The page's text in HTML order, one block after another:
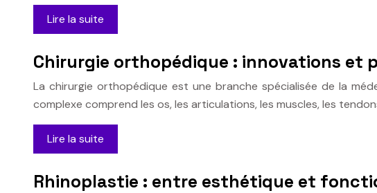
Lire la suite
Chirurgie orthopédique : innovations et
La chirurgie orthopédique est une branche spécialisée de la
complexe comprend les os, les articulations, les muscles, les
Lire la suite
Rhinoplastie : entre esthétique et